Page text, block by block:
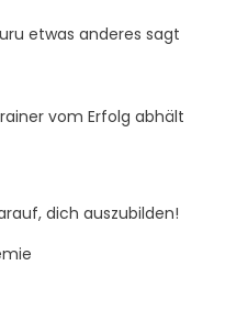
etwas anderes sagt
vom Erfolg abhält
dich auszubilden!